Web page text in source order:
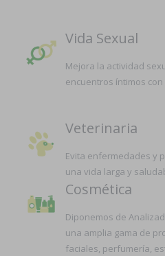
Vida Sexual
Mejora la actividad
encuentros íntimos
Veterinaria
Evita enfermedades y
una vida larga y
Cosmética
Diponemos de
una amplia gama de
faciales, perfumería,